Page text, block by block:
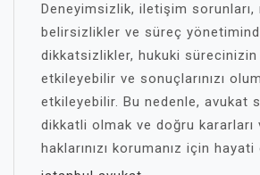
Deneyimsizlik, iletişim sorunları,
belirsizlikler ve süreç
dikkatsizlikler, hukuki sürecinizin
etkileyebilir ve sonuçlarınızı
etkileyebilir. Bu nedenle, avukat
dikkatli olmak ve doğru kararları
haklarınızı korumanız için hayati